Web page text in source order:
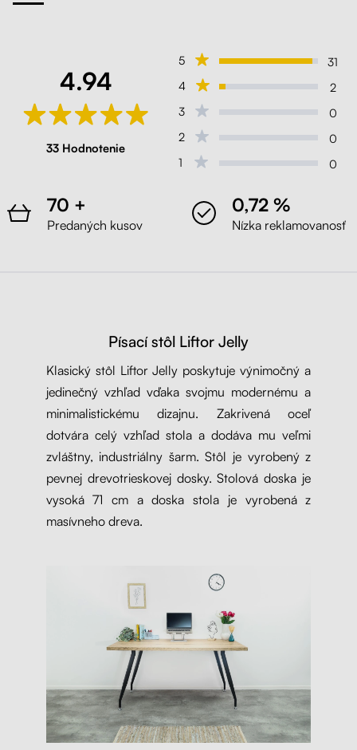
4.94
33 Hodnotenie
5
31
4
2
3
0
2
0
1
0
70 +
Predaných kusov
0,72 %
Nízka reklamovanosť
Písací stôl Liftor Jelly
Klasický stôl Liftor Jelly poskytuje výnimočný a
jedinečný vzhľad vďaka svojmu modernému a
minimalistickému dizajnu. Zakrivená oceľ
dotvára celý vzhľad stola a dodáva mu veľmi
zvláštny, industriálny šarm. Stôl je vyrobený z
pevnej drevotrieskovej dosky. Stolová doska je
vysoká 71 cm a doska stola je vyrobená z
masívneho dreva.